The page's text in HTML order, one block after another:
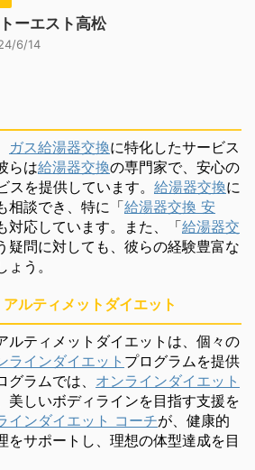
ーエスト高松
6/14
ガス給湯器交換に特化したサービス
らは給湯器交換の専門家で、安心の
スを提供しています。 給湯器交換に
相談でき、特に「給湯器交換 安
対応しています。また、「給湯器交
疑問に対しても、彼らの経験豊富な
う。
ルティメットダイエット
ルティメットダイエットは、個々の
ラインダイエット プログラムを提供
ラムでは、 オンラインダイエット
美しいボディラインを目指す支援を
インダイエット コーチが、健康的
をサポートし、理想の体型達成を目